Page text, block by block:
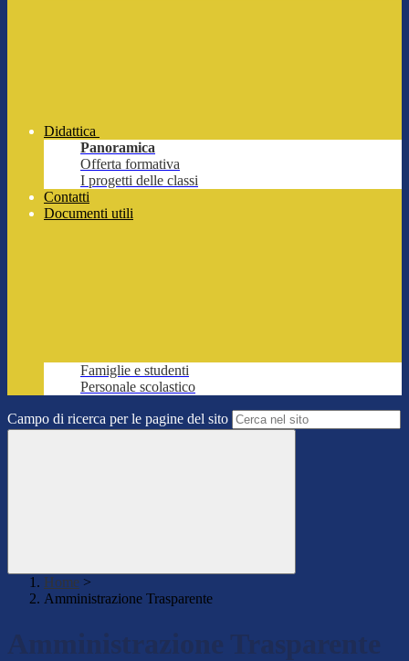
Didattica
Panoramica
Offerta formativa
I progetti delle classi
Contatti
Documenti utili
Famiglie e studenti
Personale scolastico
Campo di ricerca per le pagine del sito
Home >
Amministrazione Trasparente
Amministrazione Trasparente